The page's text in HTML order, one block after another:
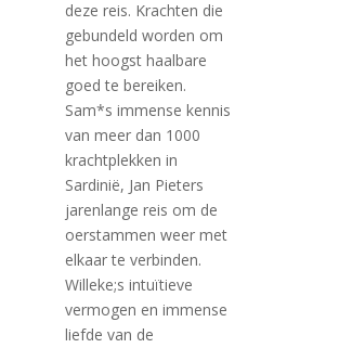
deze reis. Krachten die
gebundeld worden om
het hoogst haalbare
goed te bereiken.
Sam*s immense kennis
van meer dan 1000
krachtplekken in
Sardinië, Jan Pieters
jarenlange reis om de
oerstammen weer met
elkaar te verbinden.
Willeke;s intuïtieve
vermogen en immense
liefde van de